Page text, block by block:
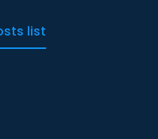
list